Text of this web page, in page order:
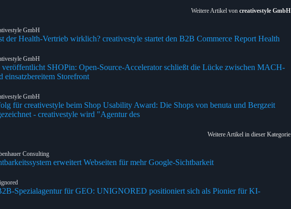
Weitere Artikel von creativestyle GmbH
GmbH
der Health-Vertrieb wirklich? creativestyle startet den B2B Commerce Report Health
GmbH
veröffentlicht SHOPin: Open-Source-Accelerator schließt die Lücke zwischen MACH-
einsatzbereitem Storefront
GmbH
für creativestyle beim Shop Usability Award: Die Shops von benuta und Bergzeit
- creativestyle wird "Agentur des
Weitere Artikel in dieser Kategorie
Consulting
erweitert Webseiten für mehr Google-Sichtbarkeit
Spezialagentur für GEO: UNIGNORED positioniert sich als Pionier für KI-